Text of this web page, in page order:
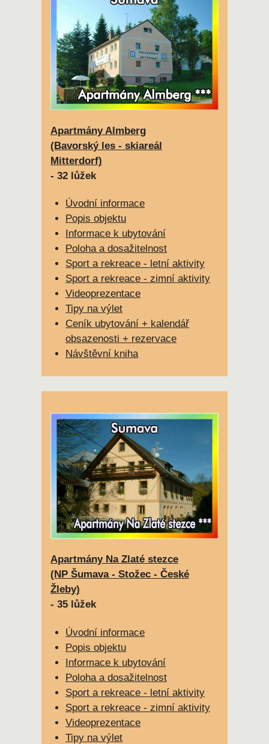
Apartmány Almberg
(Bavorský les - skiareál
Mitterdorf)
- 32 lůžek
Úvodní informace
Popis objektu
Informace k ubytování
Poloha a dosažitelnost
Sport a rekreace - letní aktivity
Sport a rekreace - zimní aktivity
Videoprezentace
Tipy na výlet
Ceník ubytování + kalendář
obsazenosti + rezervace
Návštěvní kniha
Apartmány Na Zlaté stezce
(NP Šumava - Stožec - České
Žleby)
- 35 lůžek
Úvodní informace
Popis objektu
Informace k ubytování
Poloha a dosažitelnost
Sport a rekreace - letní aktivity
Sport a rekreace - zimní aktivity
Videoprezentace
Tipy na výlet